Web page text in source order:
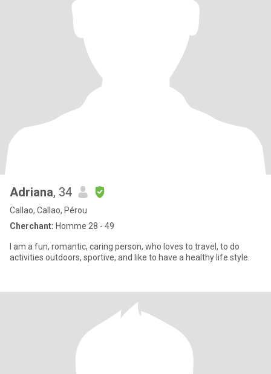
Adriana, 34
Callao, Callao, Pérou
Cherchant: Homme 28 - 49
I am a fun, romantic, caring person, who loves to travel, to do
activities outdoors, sportive, and like to have a healthy life style.